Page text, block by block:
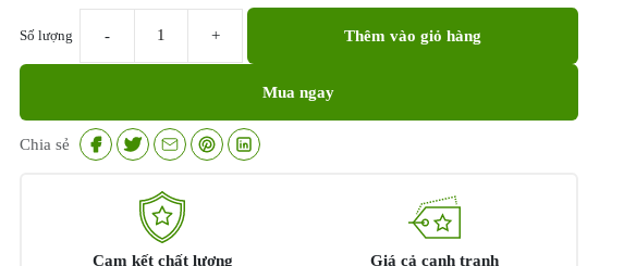
Số lượng
dưỡng
Vivant
Totaloe
số
Thêm vào giỏ hàng
Mua ngay
Chia sẻ
Cam kết chất lượng Giá cả cạnh tranh